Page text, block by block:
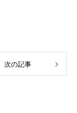
次の記事